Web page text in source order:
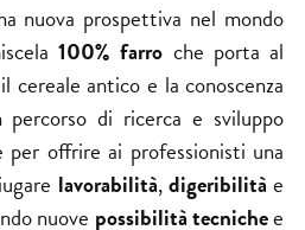
nuova prospettiva nel mondo
100% farro che porta al
cereale antico e la conoscenza
di ricerca e sviluppo
per offrire ai professionisti una
lavorabilità,digeribilità e
nuove possibilità tecnichee